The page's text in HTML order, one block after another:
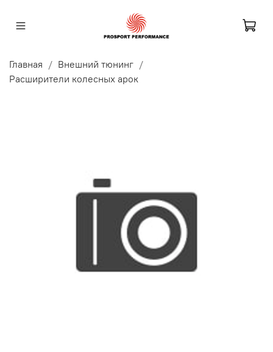
Главная
Внешний тюнинг
Расширители колесных арок